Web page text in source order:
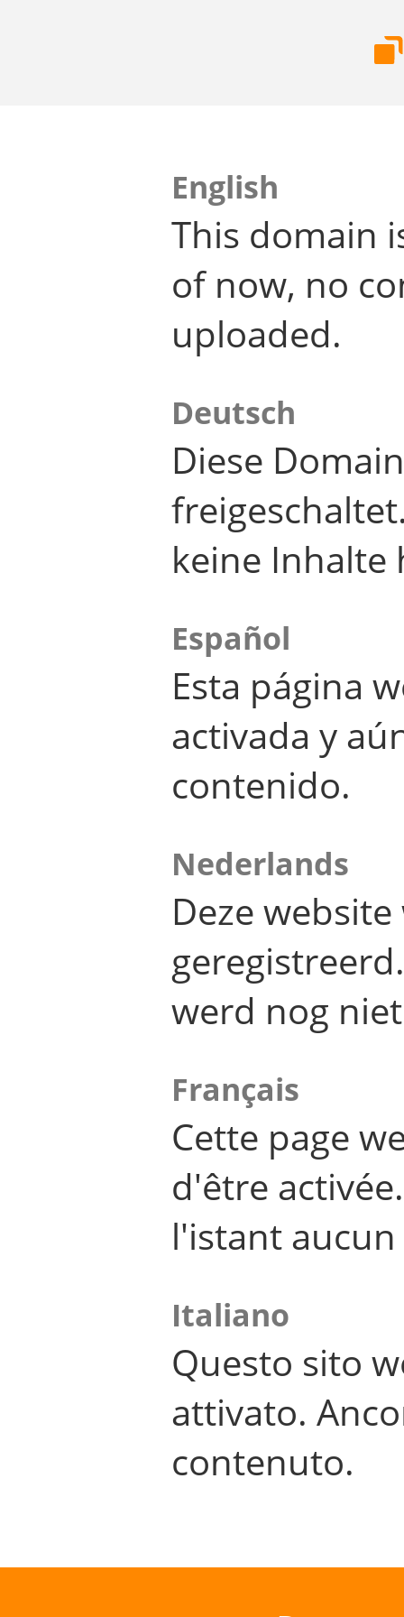
English
This domain
of now, no
uploaded.
Deutsch
Diese
keine Inhalte
Español
Esta página
activada y
contenido.
Nederlands
Deze
werd nog
Français
Cette page
d'être
l'istant
Italiano
Questo sito
attivato.
contenuto.